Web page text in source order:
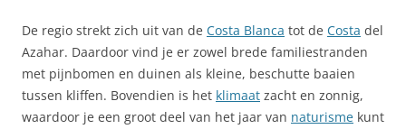
De regio strekt zich uit van de Costa Blanca tot de Costa del
Azahar. Daardoor vind je er zowel brede familiestranden
met pijnbomen en duinen als kleine, beschutte baaien
tussen kliffen. Bovendien is het klimaat zacht en zonnig,
waardoor je een groot deel van het jaar van naturisme kunt